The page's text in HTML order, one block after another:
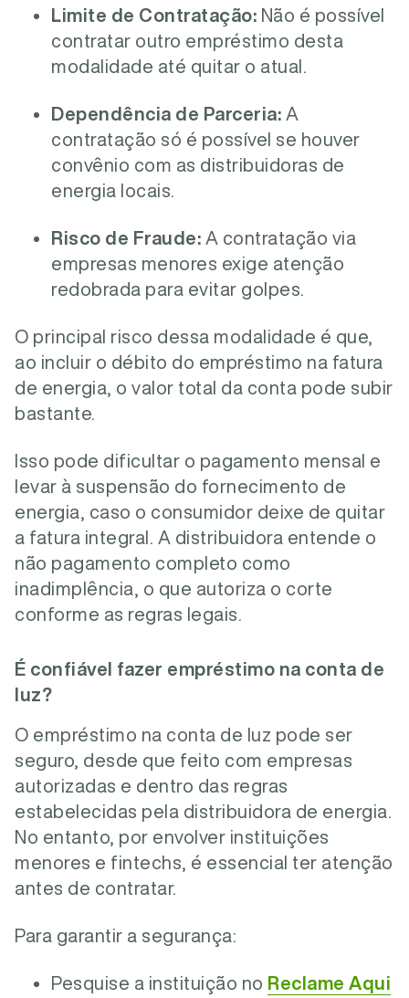
Limite de Contratação: Não é possível
contratar outro empréstimo desta
modalidade até quitar o atual.
Dependência de Parceria: A
contratação só é possível se houver
convênio com as distribuidoras de
energia locais.
Risco de Fraude: A contratação via
empresas menores exige atenção
redobrada para evitar golpes.
O principal risco dessa modalidade é que,
ao incluir o débito do empréstimo na fatura
de energia, o valor total da conta pode subir
bastante.
Isso pode dificultar o pagamento mensal e
levar à suspensão do fornecimento de
energia, caso o consumidor deixe de quitar
a fatura integral. A distribuidora entende o
não pagamento completo como
inadimplência, o que autoriza o corte
conforme as regras legais.
É confiável fazer empréstimo na conta de
luz?
O empréstimo na conta de luz pode ser
seguro, desde que feito com empresas
autorizadas e dentro das regras
estabelecidas pela distribuidora de energia.
No entanto, por envolver instituições
menores e fintechs, é essencial ter atenção
antes de contratar.
Para garantir a segurança:
Pesquise a instituição no Reclame Aqui